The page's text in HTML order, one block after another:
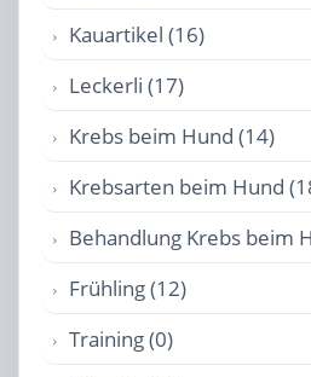
Kauartikel (16)
Leckerli (17)
Krebs beim Hund (14)
Krebsarten beim Hund
Behandlung Krebs beim
Frühling (12)
Training (0)